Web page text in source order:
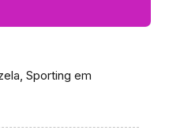
Sporting em